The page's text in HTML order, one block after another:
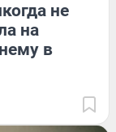
не
на
в